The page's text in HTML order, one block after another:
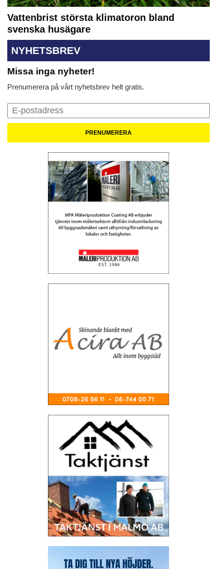
Vattenbrist största klimatoron bland
svenska husägare
NYHETSBREV
Missa inga nyheter!
Prenumerera på vårt nyhetsbrev helt gratis.